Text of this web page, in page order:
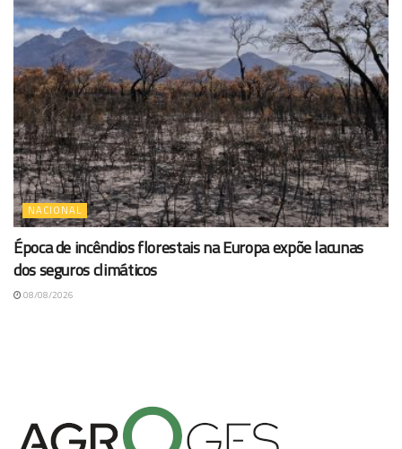
NACIONAL
Época de incêndios florestais na Europa expõe lacunas
dos seguros climáticos
08/08/2026